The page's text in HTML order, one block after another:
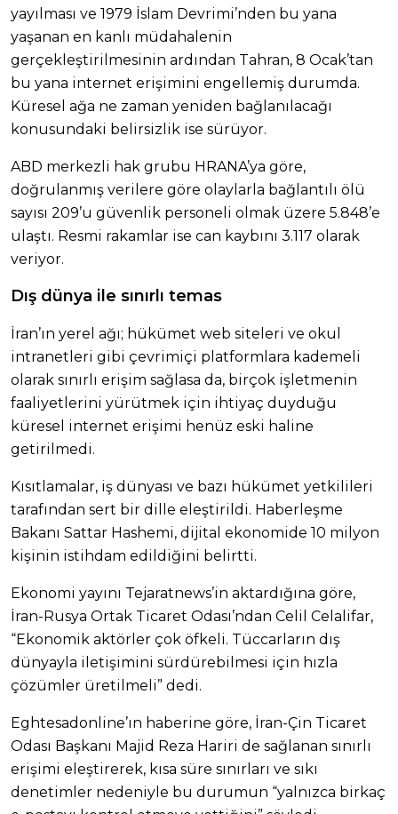
yayılması ve 1979 İslam Devrimi’nden bu yana
yaşanan en kanlı müdahalenin
gerçekleştirilmesinin ardından Tahran, 8 Ocak’tan
bu yana internet erişimini engellemiş durumda.
Küresel ağa ne zaman yeniden bağlanılacağı
konusundaki belirsizlik ise sürüyor.
ABD merkezli hak grubu HRANA’ya göre,
doğrulanmış verilere göre olaylarla bağlantılı ölü
sayısı 209’u güvenlik personeli olmak üzere 5.848’e
ulaştı. Resmi rakamlar ise can kaybını 3.117 olarak
veriyor.
Dış dünya ile sınırlı temas
İran’ın yerel ağı; hükümet web siteleri ve okul
intranetleri gibi çevrimiçi platformlara kademeli
olarak sınırlı erişim sağlasa da, birçok işletmenin
faaliyetlerini yürütmek için ihtiyaç duyduğu
küresel internet erişimi henüz eski haline
getirilmedi.
Kısıtlamalar, iş dünyası ve bazı hükümet yetkilileri
tarafından sert bir dille eleştirildi. Haberleşme
Bakanı Sattar Hashemi, dijital ekonomide 10 milyon
kişinin istihdam edildiğini belirtti.
Ekonomi yayını Tejaratnews’in aktardığına göre,
İran-Rusya Ortak Ticaret Odası’ndan Celil Celalifar,
“Ekonomik aktörler çok öfkeli. Tüccarların dış
dünyayla iletişimini sürdürebilmesi için hızla
çözümler üretilmeli” dedi.
Eghtesadonline’ın haberine göre, İran-Çin Ticaret
Odası Başkanı Majid Reza Hariri de sağlanan sınırlı
erişimi eleştirerek, kısa süre sınırları ve sıkı
denetimler nedeniyle bu durumun “yalnızca birkaç